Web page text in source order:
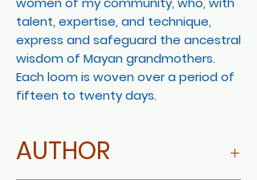
talent, expertise, and technique,
express and safeguard the ancestral
wisdom of Mayan grandmothers.
Each loom is woven over a period of
fifteen to twenty days.
AUTHOR